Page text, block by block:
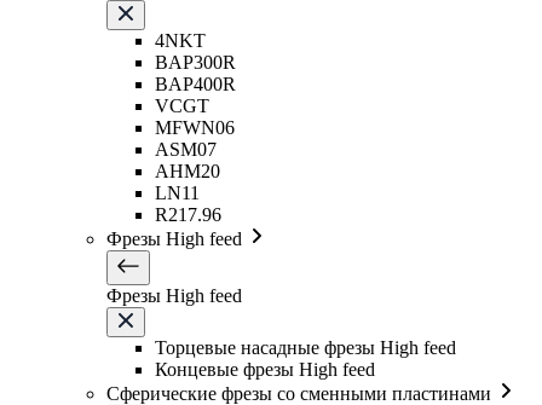
4NKT
BAP300R
BAP400R
VCGT
MFWN06
ASM07
AHM20
LN11
R217.96
Фрезы High feed
Фрезы High feed
Торцевые насадные фрезы High feed
Концевые фрезы High feed
Сферические фрезы со сменными пластинами